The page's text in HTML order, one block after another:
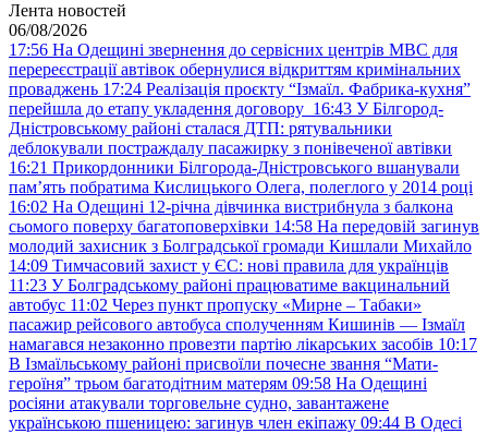
Лента новостей
06/08/2026
17:56 На Одещині звернення до сервісних центрів МВС для
перереєстрації автівок обернулися відкриттям кримінальних
проваджень 17:24 Реалізація проєкту “Ізмаїл. Фабрика-кухня”
перейшла до етапу укладення договору 16:43 У Білгород-
Дністровському районі сталася ДТП: рятувальники
деблокували постраждалу пасажирку з понівеченої автівки
16:21 Прикордонники Білгорода-Дністровського вшанували
пам’ять побратима Кислицького Олега, полеглого у 2014 році
16:02 На Одещині 12-річна дівчинка вистрибнула з балкона
сьомого поверху багатоповерхівки 14:58 На передовій загинув
молодий захисник з Болградської громади Кишлали Михайло
14:09 Тимчасовий захист у ЄС: нові правила для українців
11:23 У Болградському районі працюватиме вакцинальний
автобус 11:02 Через пункт пропуску «Мирне – Табаки»
пасажир рейсового автобуса сполученням Кишинів — Ізмаїл
намагався незаконно провезти партію лікарських засобів 10:17
В Ізмаїльському районі присвоїли почесне звання “Мати-
героїня” трьом багатодітним матерям 09:58 На Одещині
росіяни атакували торговельне судно, завантажене
українською пшеницею: загинув член екіпажу 09:44 В Одесі